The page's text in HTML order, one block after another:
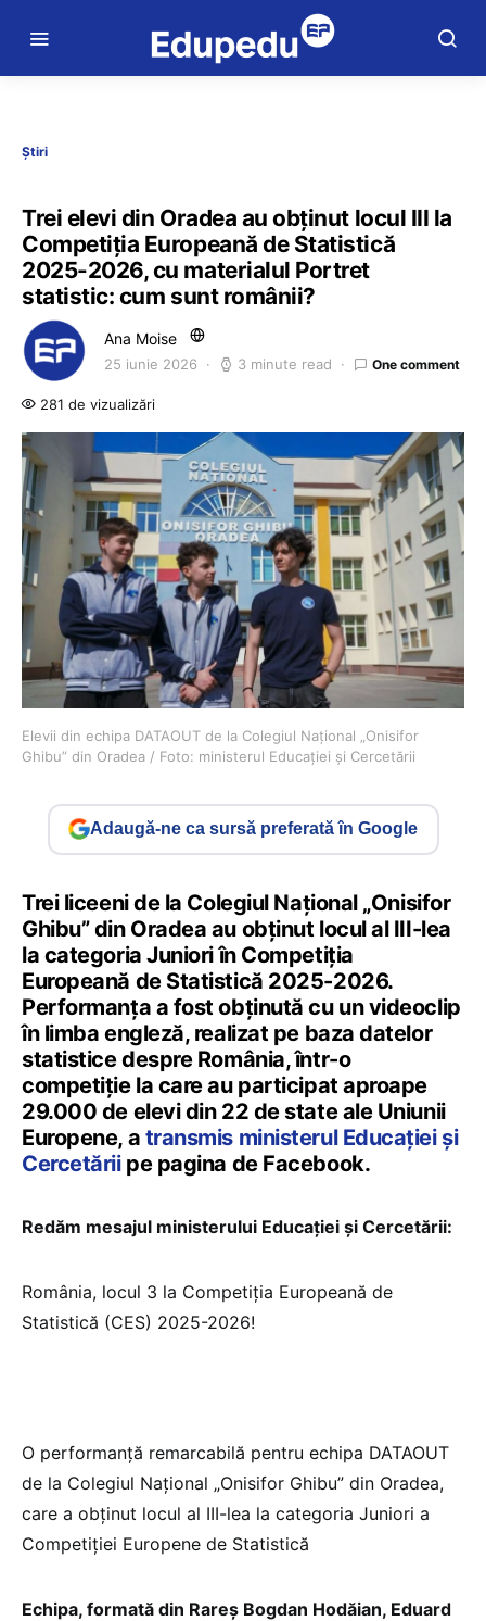
Știri
Trei elevi din Oradea au obținut locul III la
Competiția Europeană de Statistică
2025-2026, cu materialul Portret
statistic: cum sunt românii?
Ana Moise
25 iunie 2026 3 minute read One comment
281 de vizualizări
Elevii din echipa DATAOUT de la Colegiul Național „Onisifor
Ghibu” din Oradea / Foto: ministerul Educației și Cercetării
Adaugă-ne ca sursă preferată în Google
Trei liceeni de la Colegiul Național „Onisifor
Ghibu” din Oradea au obținut locul al III-lea
la categoria Juniori în Competiția
Europeană de Statistică 2025-2026.
Performanța a fost obținută cu un videoclip
în limba engleză, realizat pe baza datelor
statistice despre România, într-o
competiție la care au participat aproape
29.000 de elevi din 22 de state ale Uniunii
Europene, a transmis ministerul Educației și
Cercetăriipe pagina de Facebook.
Redăm mesajul ministerului Educației și Cercetării:
România, locul 3 la Competiția Europeană de
Statistică (CES) 2025-2026!
O performanță remarcabilă pentru echipa DATAOUT
de la Colegiul Național „Onisifor Ghibu” din Oradea,
care a obținut locul al III-lea la categoria Juniori a
Competiției Europene de Statistică
Echipa, formată din Rareș Bogdan Hodăian, Eduard